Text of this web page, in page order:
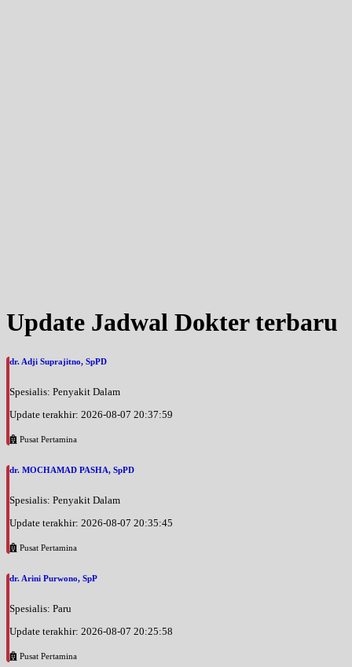
Update Jadwal Dokter terbaru
dr. Adji Suprajitno, SpPD
Spesialis: Penyakit Dalam
Update terakhir: 2026-08-07 20:37:59
Pusat Pertamina
dr. MOCHAMAD PASHA, SpPD
Spesialis: Penyakit Dalam
Update terakhir: 2026-08-07 20:35:45
Pusat Pertamina
dr. Arini Purwono, SpP
Spesialis: Paru
Update terakhir: 2026-08-07 20:25:58
Pusat Pertamina